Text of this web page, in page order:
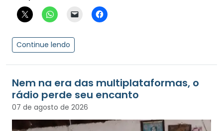
Continue lendo
Nem na era das multiplataformas, o
rádio perde seu encanto
07 de agosto de 2026